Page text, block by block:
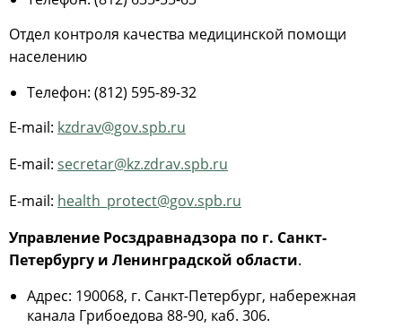
Отдел контроля качества медицинской помощи
населению
Телефон: (812) 595-89-32
E-mail: kzdrav@gov.spb.ru
E-mail: secretar@kz.zdrav.spb.ru
E-mail: health_protect@gov.spb.ru
Управление Росздравнадзора по г. Санкт-
Петербургу и Ленинградской области.
Адрес: 190068, г. Санкт-Петербург, набережная
канала Грибоедова 88-90, каб. 306.